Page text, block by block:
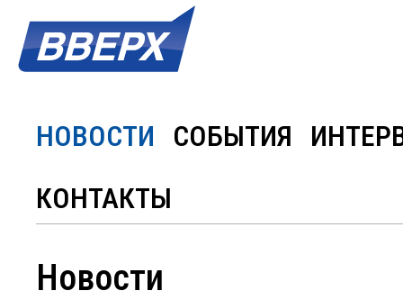
НОВОСТИ СОБЫТИЯ
КОНТАКТЫ
Новости